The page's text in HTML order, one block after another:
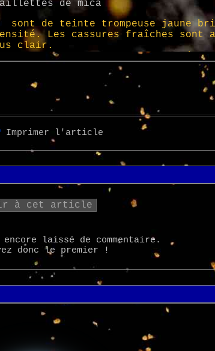
Imprimer l'article
à cet article
encore laissé de commentaire.
donc le premier !